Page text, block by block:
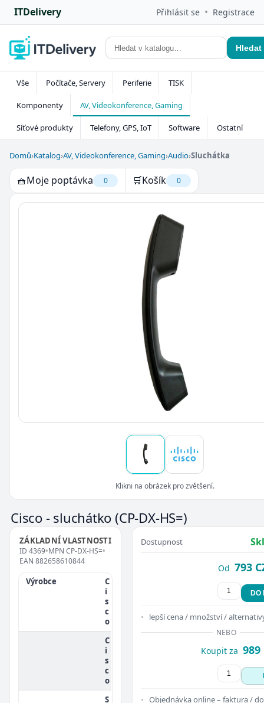
ITDelivery Přihlásit se • Registrace
Hledat
Vše Počítače, Servery Periferie TISK
Komponenty AV, Videokonference, Gaming
Síťové produkty Telefony, GPS, IoT Software Ostatní
Domů›Katalog›AV, Videokonference, Gaming›Audio›Sluchátka
🧺Moje poptávka 0 🛒Košík 0
Klikni na obrázek pro zvětšení.
Cisco - sluchátko(CP-DX-HS=)
ZÁKLADNÍ VLASTNOSTI
ID 4369•MPN CP-DX-HS=•
EAN 882658610844
Výrobce
C
i
s
c
o
C
i
s
c
o
S
Dostupnost
Od 793
DO
lepší cena / množství /
NEBO
Koupit za 989
Objednávka online – faktura /